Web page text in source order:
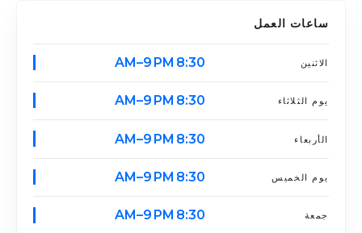
ساعات العمل
الاثنين 8:30 AM–9 PM
يوم الثلاثاء 8:30 AM–9 PM
الأربعاء 8:30 AM–9 PM
يوم الخميس 8:30 AM–9 PM
جمعة 8:30 AM–9 PM